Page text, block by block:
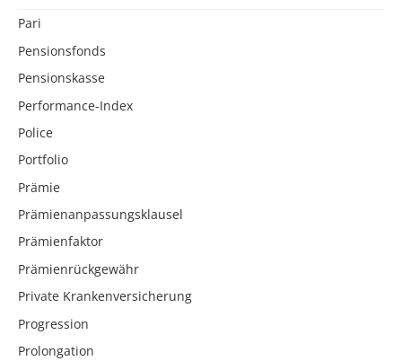
Pari
Pensionsfonds
Pensionskasse
Performance-Index
Police
Portfolio
Prämie
Prämienanpassungsklausel
Prämienfaktor
Prämienrückgewähr
Private Krankenversicherung
Progression
Prolongation